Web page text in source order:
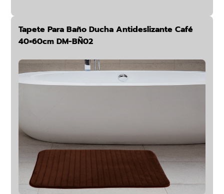
Tapete Para Baño Ducha Antideslizante Café
40×60cm DM-BÑ02